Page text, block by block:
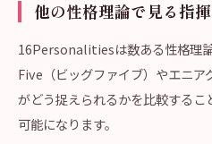
他の性格理論で見る指
16Personalitiesは数ある性格理
Five（ビッグファイブ）やエニア
がどう捉えられるかを比較する
可能になります。